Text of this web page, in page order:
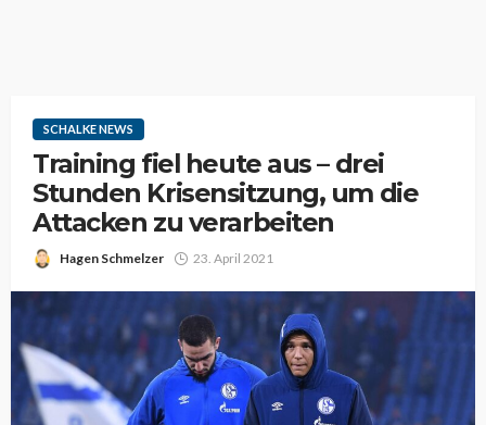
SCHALKE NEWS
Training fiel heute aus – drei
Stunden Krisensitzung, um die
Attacken zu verarbeiten
Hagen Schmelzer 23. April 2021